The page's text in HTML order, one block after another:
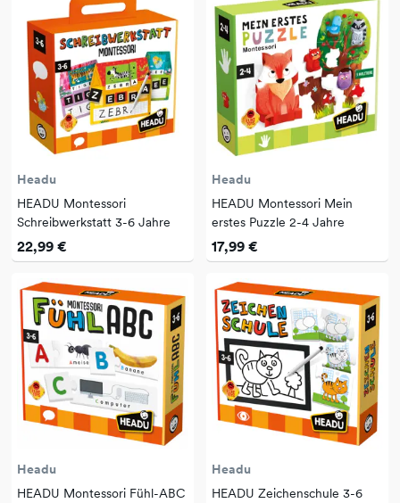
Headu
HEADU Montessori
Schreibwerkstatt 3-6 Jahre
22,99 €
Headu
HEADU Montessori Mein
erstes Puzzle 2-4 Jahre
17,99 €
Headu
HEADU Montessori Fühl-ABC
Headu
HEADU Zeichenschule 3-6